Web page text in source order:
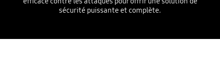
sécurité puissante et complète.